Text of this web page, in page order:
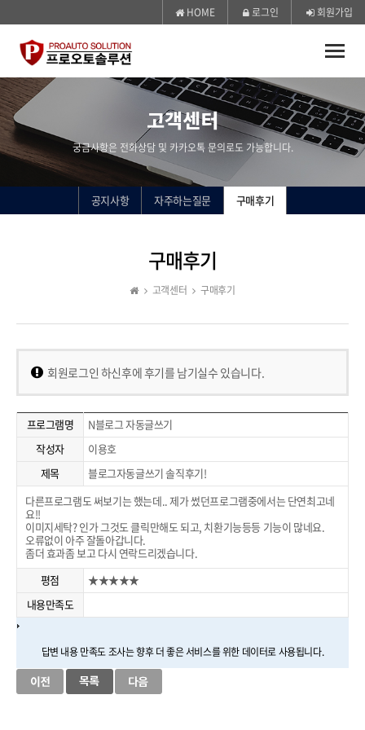
HOME 로그인 회원가입
Toggle
고객센터
궁금사항은 전화상담 및 카카오톡 문의로도 가능합니다.
공지사항 자주하는질문 구매후기
구매후기
고객센터 구매후기
회원로그인 하신후에 후기를 남기실수 있습니다.
프로그램명
N블로그 자동글쓰기
작성자
이용호
제목
블로그자동글쓰기 솔직후기!
다른프로그램도 써보기는 했는데.. 제가 썼던프로그램중에서는 단연최고네
요!!
이미지세탁? 인가 그것도 클릭만해도 되고, 치환기능등등 기능이 많네요.
오류없이 아주 잘돌아갑니다.
좀더 효과좀 보고 다시 연락드리겠습니다.
평점
★★★★★
내용만족도
답변 내용 만족도 조사는 향후 더 좋은 서비스를 위한 데이터로 사용됩니다.